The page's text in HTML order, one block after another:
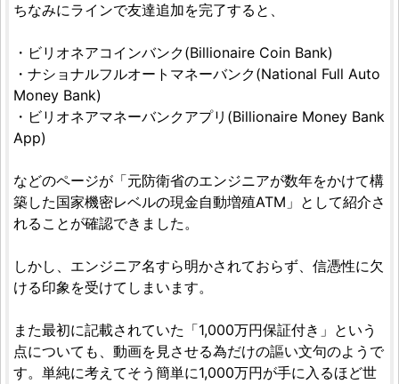
ちなみにラインで友達追加を完了すると、
・ビリオネアコインバンク(Billionaire Coin Bank)
・ナショナルフルオートマネーバンク(National Full Auto
Money Bank)
・ビリオネアマネーバンクアプリ(Billionaire Money Bank
App)
などのページが「元防衛省のエンジニアが数年をかけて構
築した国家機密レベルの現金自動増殖ATM」として紹介さ
れることが確認できました。
しかし、エンジニア名すら明かされておらず、信憑性に欠
ける印象を受けてしまいます。
また最初に記載されていた「1,000万円保証付き」という
点についても、動画を見させる為だけの謳い文句のようで
す。単純に考えてそう簡単に1,000万円が手に入るほど世